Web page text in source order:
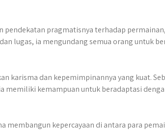
pragmatisnya terhadap
lugas, ia mengundang semua orang untuk
karisma dan kepemimpinannya yang kuat.
memiliki kemampuan untuk beradaptasi
membangun kepercayaan di antara para